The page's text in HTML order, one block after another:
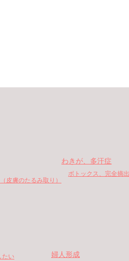
皮膚のたるみ取り）
わきが、多汗症
ボトックス、完全摘出
たい
婦人形成